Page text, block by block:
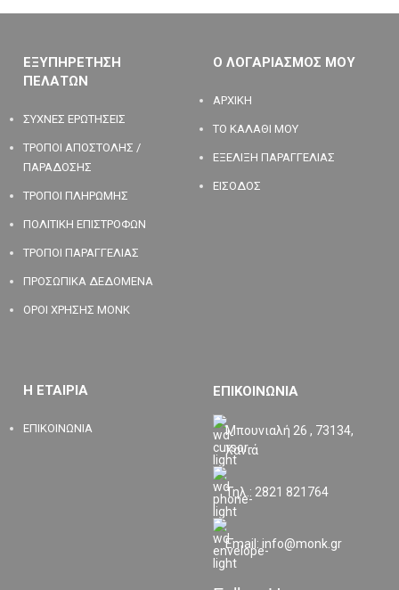
ΕΞΥΠΗΡΕΤΗΣΗ
ΠΕΛΑΤΩΝ
ΣΥΧΝΕΣ ΕΡΩΤΗΣΕΙΣ
ΤΡΟΠΟΙ ΑΠΟΣΤΟΛΗΣ /
ΠΑΡΑΔΟΣΗΣ
ΤΡΟΠΟΙ ΠΛΗΡΩΜΗΣ
ΠΟΛΙΤΙΚΗ ΕΠΙΣΤΡΟΦΩΝ
ΤΡΟΠΟΙ ΠΑΡΑΓΓΕΛΙΑΣ
ΠΡΟΣΩΠΙΚΑ ΔΕΔΟΜΕΝΑ
ΟΡΟΙ ΧΡΗΣΗΣ MONK
Ο ΛΟΓΑΡΙΑΣΜΟΣ ΜΟΥ
ΑΡΧΙΚΗ
ΤΟ ΚΑΛΑΘΙ ΜΟΥ
ΕΞΕΛΙΞΗ ΠΑΡΑΓΓΕΛΙΑΣ
ΕΙΣΟΔΟΣ
Η ΕΤΑΙΡΙΑ
ΕΠΙΚΟΙΝΩΝΙΑ
ΕΠΙΚΟΙΝΩΝΙΑ
Μπουνιαλή 26 , 73134,
Χανιά
Τηλ.: 2821 821764
Email: info@monk.gr